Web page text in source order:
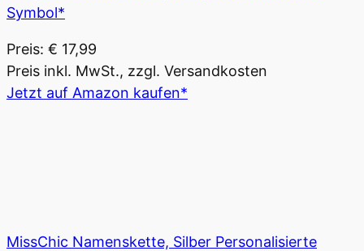
Symbol*
Preis: € 17,99
Preis inkl. MwSt., zzgl. Versandkosten
Jetzt auf Amazon kaufen*
MissChic Namenskette, Silber Personalisierte